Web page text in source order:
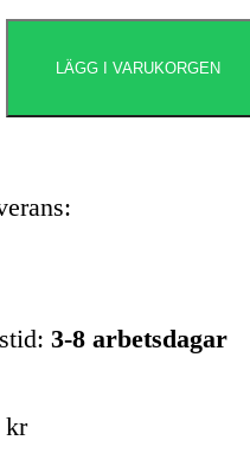
LÄGG I VARUKORGEN
3-8 arbetsdagar
kr